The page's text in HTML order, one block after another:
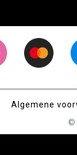
Algemene
©